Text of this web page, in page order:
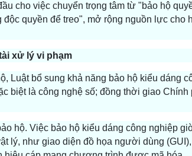
cho việc chuyển trọng tâm từ "bảo hộ
quyền để treo", mở rộng nguồn lực cho
xử lý vi phạm
Luật bổ sung khả năng bảo hộ kiểu dáng
biệt là công nghệ số; đồng thời giao
hộ. Việc bảo hộ kiểu dáng công nghiệp
lý, như giao diện đồ họa người dùng